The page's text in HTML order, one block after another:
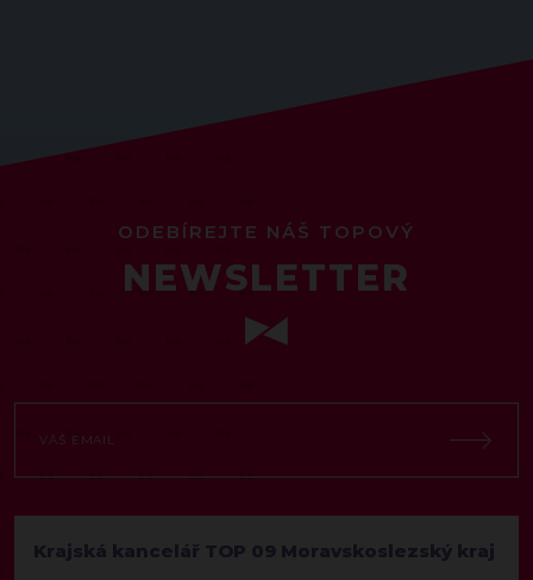
ODEBÍREJTE NÁŠ TOPOVÝ
NEWSLETTER
Krajská kancelář TOP 09 Moravskoslezský kraj